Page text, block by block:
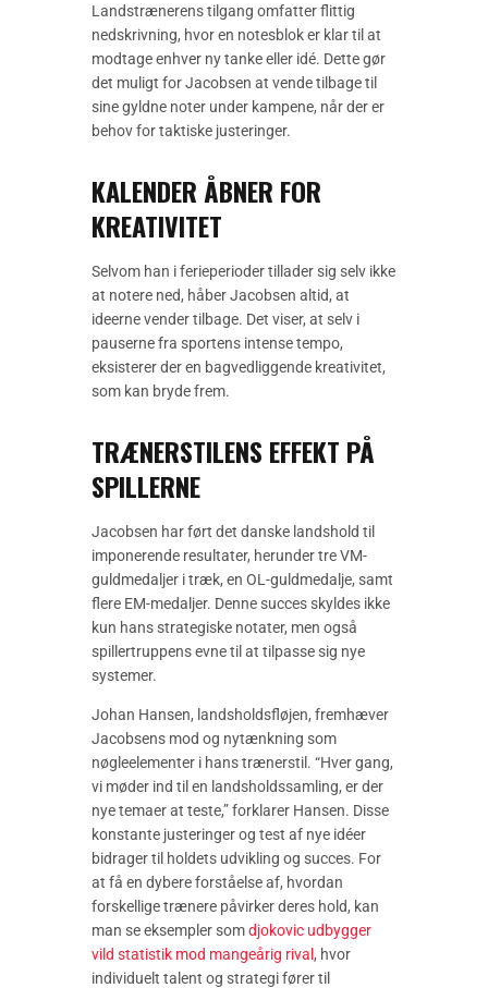
Landstrænerens tilgang omfatter flittig
nedskrivning, hvor en notesblok er klar til at
modtage enhver ny tanke eller idé. Dette gør
det muligt for Jacobsen at vende tilbage til
sine gyldne noter under kampene, når der er
behov for taktiske justeringer.
KALENDER ÅBNER FOR
KREATIVITET
Selvom han i ferieperioder tillader sig selv ikke
at notere ned, håber Jacobsen altid, at
ideerne vender tilbage. Det viser, at selv i
pauserne fra sportens intense tempo,
eksisterer der en bagvedliggende kreativitet,
som kan bryde frem.
TRÆNERSTILENS EFFEKT PÅ
SPILLERNE
Jacobsen har ført det danske landshold til
imponerende resultater, herunder tre VM-
guldmedaljer i træk, en OL-guldmedalje, samt
flere EM-medaljer. Denne succes skyldes ikke
kun hans strategiske notater, men også
spillertruppens evne til at tilpasse sig nye
systemer.
Johan Hansen, landsholdsfløjen, fremhæver
Jacobsens mod og nytænkning som
nøgleelementer i hans trænerstil. “Hver gang,
vi møder ind til en landsholdssamling, er der
nye temaer at teste,” forklarer Hansen. Disse
konstante justeringer og test af nye idéer
bidrager til holdets udvikling og succes. For
at få en dybere forståelse af, hvordan
forskellige trænere påvirker deres hold, kan
man se eksempler somdjokovic udbygger
vild statistik mod mangeårig rival , hvor
individuelt talent og strategi fører til